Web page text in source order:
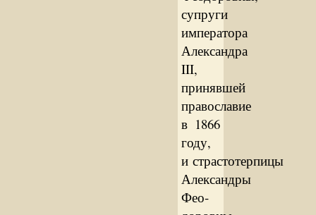
супруги
императора
Александра
III,
принявшей
православие
в 1866
году,
и страстотерпицы
Александры
Фео­